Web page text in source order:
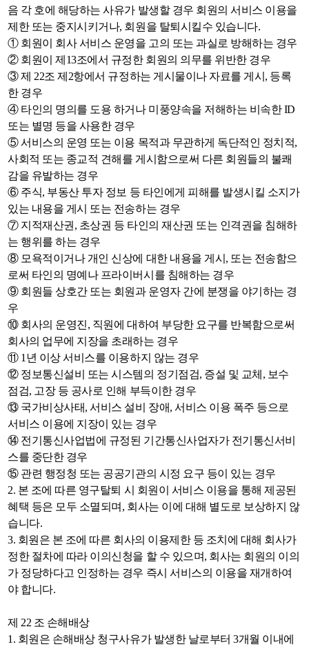
음 각 호에 해당하는 사유가 발생할 경우 회원의 서비스 이용을
제한 또는 중지시키거나, 회원을 탈퇴시킬수 있습니다.
① 회원이 회사 서비스 운영을 고의 또는 과실로 방해하는 경우
② 회원이 제13조에서 규정한 회원의 의무를 위반한 경우
③ 제 22조 제2항에서 규정하는 게시물이나 자료를 게시, 등록
한 경우
④ 타인의 명의를 도용 하거나 미풍양속을 저해하는 비속한 ID
또는 별명 등을 사용한 경우
⑤ 서비스의 운영 또는 이용 목적과 무관하게 독단적인 정치적,
사회적 또는 종교적 견해를 게시함으로써 다른 회원들의 불쾌
감을 유발하는 경우
⑥ 주식, 부동산 투자 정보 등 타인에게 피해를 발생시킬 소지가
있는 내용을 게시 또는 전송하는 경우
⑦ 지적재산권, 초상권 등 타인의 재산권 또는 인격권을 침해하
는 행위를 하는 경우
⑧ 모욕적이거나 개인 신상에 대한 내용을 게시, 또는 전송함으
로써 타인의 명예나 프라이버시를 침해하는 경우
⑨ 회원들 상호간 또는 회원과 운영자 간에 분쟁을 야기하는 경
우
⑩ 회사의 운영진, 직원에 대하여 부당한 요구를 반복함으로써
회사의 업무에 지장을 초래하는 경우
⑪ 1년 이상 서비스를 이용하지 않는 경우
⑫ 정보통신설비 또는 시스템의 정기점검, 증설 및 교체, 보수
점검, 고장 등 공사로 인해 부득이한 경우
⑬ 국가비상사태, 서비스 설비 장애, 서비스 이용 폭주 등으로
서비스 이용에 지장이 있는 경우
⑭ 전기통신사업법에 규정된 기간통신사업자가 전기통신서비
스를 중단한 경우
⑮ 관련 행정청 또는 공공기관의 시정 요구 등이 있는 경우
2. 본 조에 따른 영구탈퇴 시 회원이 서비스 이용을 통해 제공된
혜택 등은 모두 소멸되며, 회사는 이에 대해 별도로 보상하지 않
습니다.
3. 회원은 본 조에 따른 회사의 이용제한 등 조치에 대해 회사가
정한 절차에 따라 이의신청을 할 수 있으며, 회사는 회원의 이의
가 정당하다고 인정하는 경우 즉시 서비스의 이용을 재개하여
야 합니다.
제 22 조 손해배상
1. 회원은 손해배상 청구사유가 발생한 날로부터 3개월 이내에